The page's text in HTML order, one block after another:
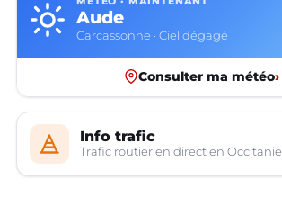
Aude
Carcassonne · Ciel dégagé
Consulter ma météo›
Info trafic
Trafic routier en direct en Occitanie